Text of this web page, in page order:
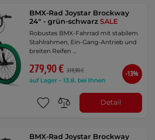
BMX-Rad Joystar Brockway
24" - grün-schwarzSALE
Robustes BMX-Fahrrad mit stabilem
Stahlrahmen, Ein-Gang-Antrieb und
breiten Reifen …
279,90 € 319,90 €
auf Lager – 13.8. bei Ihnen
-13%
Detail
BMX-Rad Joystar Brockway